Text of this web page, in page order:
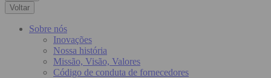
Voltar
Sobre nós
Inovações
Nossa história
Missão, Visão, Valores
Código de conduta de fornecedores